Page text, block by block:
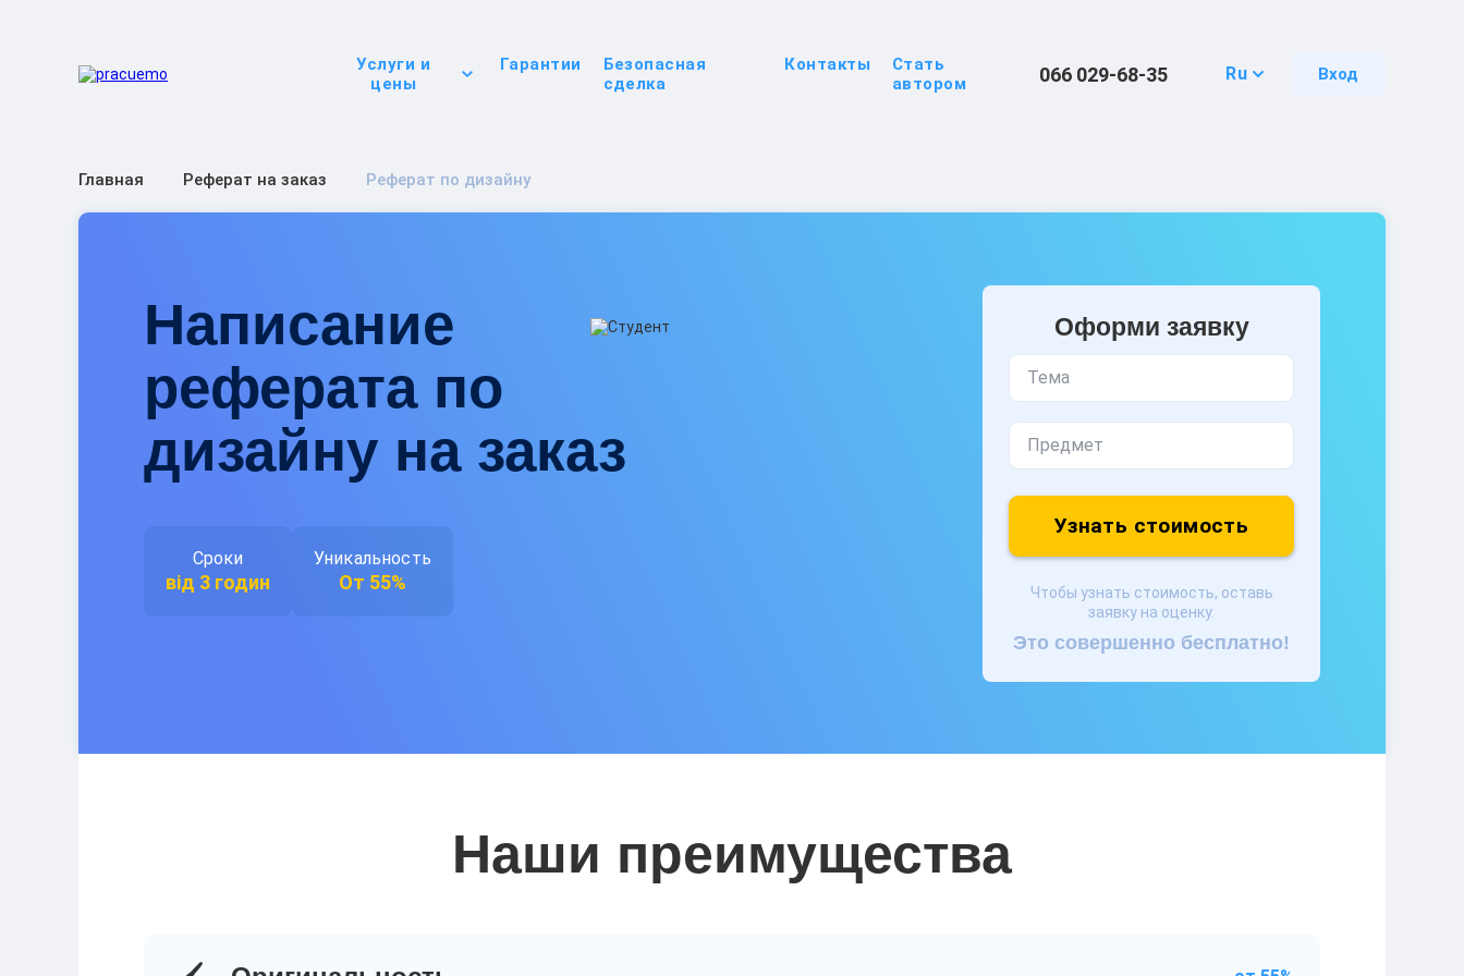
Услуги и
цены
Гарантии
Безопасная
сделка
Контакты
Стать
автором
066 029-68-35 Ru Вход
Главная Реферат на заказ Реферат по дизайну
Написание
реферата по
дизайну на заказ
Сроки
від 3 годин
Уникальность
От 55%
Оформи заявку
Узнать стоимость
Чтобы узнать стоимость, оставь
заявку на оценку.
Это совершенно бесплатно!
Наши преимущества